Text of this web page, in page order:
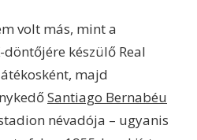
volt más, mint a
készülő Real
majd
Santiago Bernabéu
névadója – ugyanis